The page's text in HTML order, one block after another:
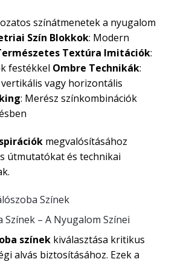
színátmenetek a nyugalom
Szín Blokkok: Modern
Textúra Imitációk:
festékkel Ombre Technikák:
vagy horizontális
: Merész színkombinációk
megvalósításához
útmutatókat és technikai
Színek
– A Nyugalom Színei
színek kiválasztása kritikus
alvás biztosításához. Ezek a